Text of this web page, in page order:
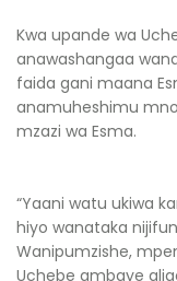
Kwa upande wa
anawashangaa
faida gani maana
anamuheshimu
mzazi wa Esma.
“Yaani watu ukiwa
hiyo wanataka
Wanipumzishe,
Uchebe ambaye